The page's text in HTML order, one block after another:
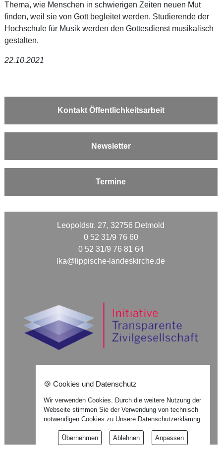
Thema, wie Menschen in schwierigen Zeiten neuen Mut
finden, weil sie von Gott begleitet werden. Studierende der
Hochschule für Musik werden den Gottesdienst musikalisch
gestalten.
22.10.2021
Kontakt Öffentlichkeitsarbeit
Newsletter
Termine
Leopoldstr. 27, 32756 Detmold
0 52 31/9 76 60
0 52 31/9 76 81 64
lka@lippische-landeskirche.de
Impressum
Datenschutzerklärung
🍪 Cookies und Datenschutz
Wir verwenden Cookies. Durch die weitere Nutzung der
Webseite stimmen Sie der Verwendung von technisch
notwendigen Cookies zu.Unsere Datenschutzerklärung
Übernehmen Ablehnen Anpassen